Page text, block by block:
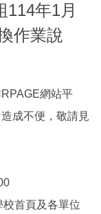
年1月
作業說
網站平
成不便，敬請見
首頁及各單位